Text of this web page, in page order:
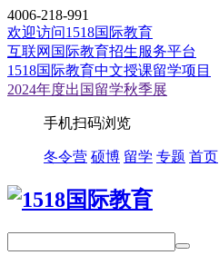
4006-218-991
欢迎访问1518国际教育
互联网国际教育招生服务平台
1518国际教育中文授课留学项目
2024年度出国留学秋季展
手机扫码浏览
冬令营 硕博 留学 专题 首页